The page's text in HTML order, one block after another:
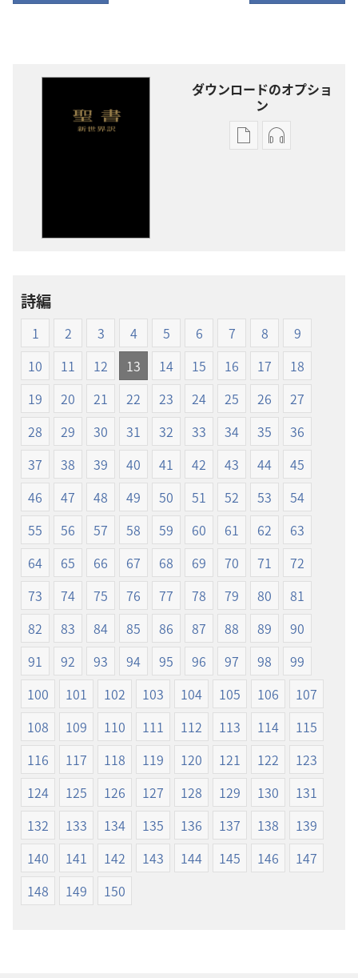
ダウンロードのオプショ
ン
出
オ
プ
ショ
ン
界
聖
（1985
年
版）
オー
オ
プ
ショ
ン
界
聖
（1985
年
版）
詩編
1 2 3 4 5 6 7 8
9
10
11 12 13 14 15 16 17
18
19
20 21 22 23 24 25 26
27
28
29 30 31 32 33 34 35
36
37
38 39 40 41 42 43 44
45
46
47 48 49 50 51 52 53
54
55
56 57 58 59 60 61 62
63
64
65 66 67 68 69 70 71
72
73
74 75 76 77 78 79 80
81
82
83 84 85 86 87 88 89
90
91
92 93 94 95 96 97 98
99
100
101 102 103 104 105 106
107
108
109 110 111 112 113 114
115
116
117 118 119 120 121 122
123
124
125 126 127 128 129 130
131
132
133 134 135 136 137 138
139
140
141 142 143 144 145 146
147
148
149 150